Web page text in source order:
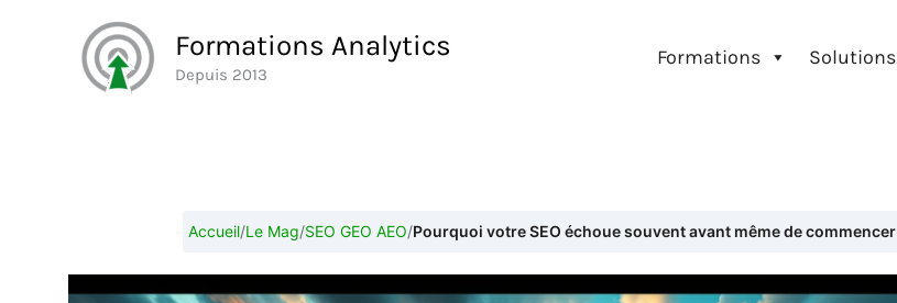
Formations Analytics
Depuis 2013
Formations Solutions
Accueil/Le Mag/SEO GEO AEO/Pourquoi votre SEO échoue souvent avant même de commencer